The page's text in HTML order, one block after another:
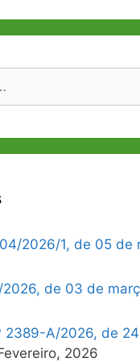
2026/1, de 05 de
2026, de 03 de
2389-A/2026, de
2026